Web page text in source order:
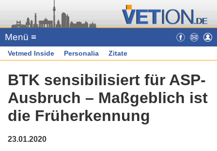
Menü ≡
Vetmed Inside Personalia Zitate
BTK sensibilisiert für ASP-
Ausbruch – Maßgeblich ist
die Früherkennung
23.01.2020